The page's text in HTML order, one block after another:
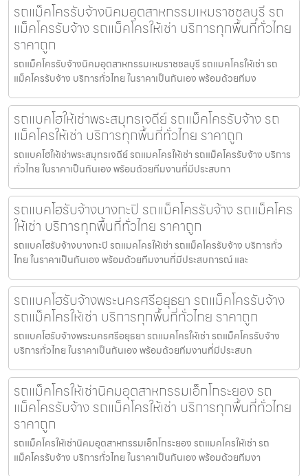
รถแม็คโครรับจ้างนิคมอุตสาหกรรมเหมราชชลบุรี รถ
แม็คโครรับจ้าง รถแม็คโครให้เช่า บริการทุกพื้นที่ทั่วไทย
ราคาถูก
รถแม็คโครรับจ้างนิคมอุตสาหกรรมเหมราชชลบุรี รถแมคโครให้เช่า รถ
แม็คโครรับจ้าง บริการทั่วไทย ในราคาเป็นกันเอง พร้อมด้วยทีมง
รถแบคโฮให้เช่าพระสมุทรเจดีย์ รถแม็คโครรับจ้าง รถ
แม็คโครให้เช่า บริการทุกพื้นที่ทั่วไทย ราคาถูก
รถแบคโฮให้เช่าพระสมุทรเจดีย์ รถแมคโครให้เช่า รถแม็คโครรับจ้าง บริการ
ทั่วไทย ในราคาเป็นกันเอง พร้อมด้วยทีมงานที่มีประสบกา
รถแบคโฮรับจ้างบางกะปิ รถแม็คโครรับจ้าง รถแม็คโคร
ให้เช่า บริการทุกพื้นที่ทั่วไทย ราคาถูก
รถแบคโฮรับจ้างบางกะปิ รถแมคโครให้เช่า รถแม็คโครรับจ้าง บริการทั่ว
ไทย ในราคาเป็นกันเอง พร้อมด้วยทีมงานที่มีประสบการณ์ และ
รถแบคโฮรับจ้างพระนครศรีอยุธยา รถแม็คโครรับจ้าง
รถแม็คโครให้เช่า บริการทุกพื้นที่ทั่วไทย ราคาถูก
รถแบคโฮรับจ้างพระนครศรีอยุธยา รถแมคโครให้เช่า รถแม็คโครรับจ้าง
บริการทั่วไทย ในราคาเป็นกันเอง พร้อมด้วยทีมงานที่มีประสบก
รถแม็คโครให้เช่านิคมอุตสาหกรรมเอ็กโกระยอง รถ
แม็คโครรับจ้าง รถแม็คโครให้เช่า บริการทุกพื้นที่ทั่วไทย
ราคาถูก
รถแม็คโครให้เช่านิคมอุตสาหกรรมเอ็กโกระยอง รถแมคโครให้เช่า รถ
แม็คโครรับจ้าง บริการทั่วไทย ในราคาเป็นกันเอง พร้อมด้วยทีมงา